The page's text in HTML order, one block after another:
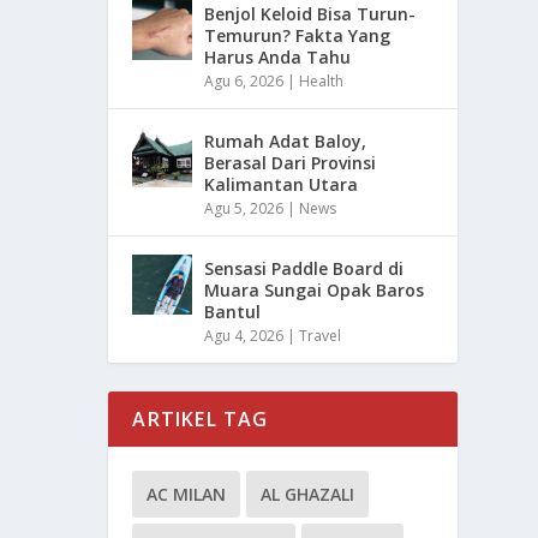
Benjol Keloid Bisa Turun-
Temurun? Fakta Yang
Harus Anda Tahu
Agu 6, 2026 | Health
Rumah Adat Baloy,
Berasal Dari Provinsi
Kalimantan Utara
Agu 5, 2026 | News
Sensasi Paddle Board di
Muara Sungai Opak Baros
Bantul
Agu 4, 2026 |Travel
ARTIKEL TAG
AC MILAN AL GHAZALI